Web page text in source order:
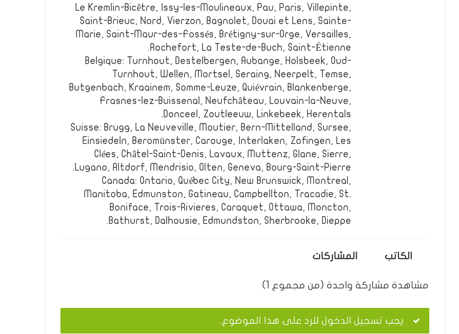
Le Kremlin-Bicêtre, Issy-les-Moulineaux, Pau, Paris, Villepinte,
Saint-Brieuc, Nord, Vierzon, Bagnolet, Douai et Lens, Sainte-
Marie, Saint-Maur-des-Fossés, Brétigny-sur-Orge, Versailles,
Rochefort, La Teste-de-Buch, Saint-Étienne.
Belgique: Turnhout, Destelbergen, Aubange, Holsbeek, Oud-
Turnhout, Wellen, Mortsel, Seraing, Neerpelt, Temse,
Butgenbach, Kraainem, Somme-Leuze, Quiévrain, Blankenberge,
Frasnes-lez-Buissenal, Neufchâteau, Louvain-la-Neuve,
Donceel, Zoutleeuw, Linkebeek, Herentals.
Suisse: Brugg, La Neuveville, Moutier, Bern-Mittelland, Sursee,
Einsiedeln, Beromünster, Carouge, Interlaken, Zofingen, Les
Clées, Châtel-Saint-Denis, Lavaux, Muttenz, Glane, Sierre,
Lugano, Altdorf, Mendrisio, Olten, Geneva, Bourg-Saint-Pierre.
Canada: Ontario, Québec City, New Brunswick, Montreal,
Manitoba, Edmunston, Gatineau, Campbellton, Tracadie, St.
Boniface, Trois-Rivieres, Caraquet, Ottawa, Moncton,
Bathurst, Dalhousie, Edmundston, Sherbrooke, Dieppe.
الكاتب المشاركات
مشاهدة مشاركة واحدة (من مجموع 1)
يجب تسجيل الدخول للرد على هذا الموضوع.